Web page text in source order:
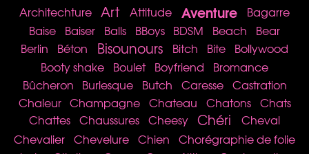
Architechture Art Attitude Aventure
Bagarre
Baise Baiser Balls BBoys BDSM Beach
Bear
Berlin
Béton Bisounours Bitch Bite Bollywood
Booty shake Boulet Boyfriend
Bromance
Bûcheron Burlesque Butch Caresse Castration
Chaleur Champagne Chateau Chatons Chats
Chattes Chaussures Cheesy Chéri
Cheval
Chevalier Chevelure Chien Chorégraphie de folie